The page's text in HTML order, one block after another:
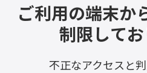
ご利用の端末か
制限してお
不正なアクセスと判